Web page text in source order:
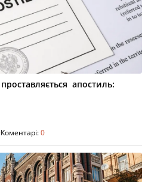
апостиль:
Коментарі:0